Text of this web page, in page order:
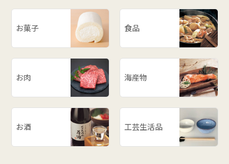
お菓子 食品
お肉 海産物
お酒 工芸生活品